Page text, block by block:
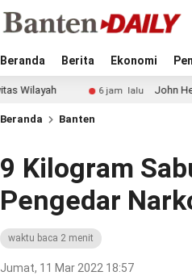
Beranda Berita Ekonomi
6 jam lalu John Herdman
Beranda Banten
9 Kilogram
Pengedar
waktu baca 2 menit
Jumat, 11 Mar 2022 18:57